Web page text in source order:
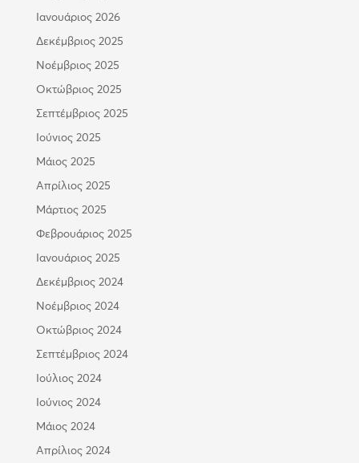
Ιανουάριος 2026
Δεκέμβριος 2025
Νοέμβριος 2025
Οκτώβριος 2025
Σεπτέμβριος 2025
Ιούνιος 2025
Μάιος 2025
Απρίλιος 2025
Μάρτιος 2025
Φεβρουάριος 2025
Ιανουάριος 2025
Δεκέμβριος 2024
Νοέμβριος 2024
Οκτώβριος 2024
Σεπτέμβριος 2024
Ιούλιος 2024
Ιούνιος 2024
Μάιος 2024
Απρίλιος 2024